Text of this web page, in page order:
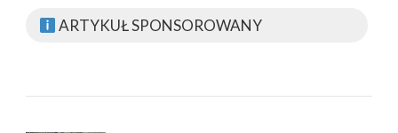
ARTYKUŁ SPONSOROWANY